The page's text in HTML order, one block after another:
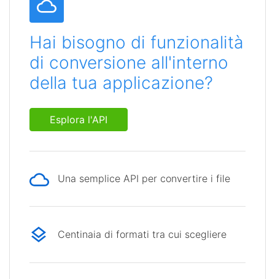
Hai bisogno di funzionalità
di conversione all'interno
della tua applicazione?
Esplora l'API
Una semplice API per convertire i file
Centinaia di formati tra cui scegliere